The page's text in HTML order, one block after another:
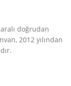
doğrudan
2012 yılından
.